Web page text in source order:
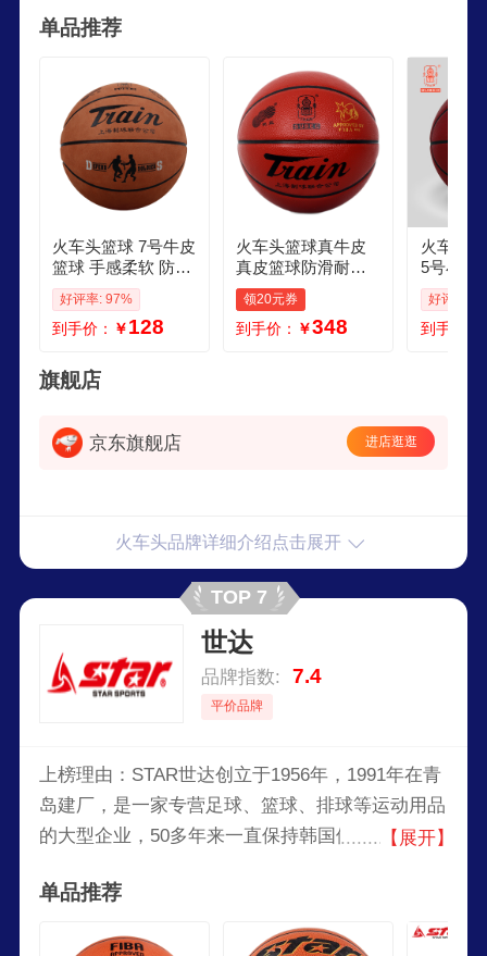
优能火车牌和锦杯牌篮球、排球、足球，生产量、
出口量，国内市场占有量始终雄居国内第一，花园
式的工厂，先进的工艺，严格的管理和卓著的信
誉，是世界各大名牌体育用品公司定牌生产的稳定
客户，堪称“球的世界，世界的球”。国际篮联，国
际排联指定比赛用球。
单品推荐
火车头篮球 7号牛皮
篮球 手感柔软 防滑
耐磨吸汗蓝球 7078
精品棕红色
好评率: 97%
到手价： ￥128
火车头篮球真牛皮
真皮篮球防滑耐磨
训练比赛室内室外
水泥地蓝球 篮球70
68
领20元券
到手价： ￥348
火车头
5号小学
七号五
地儿童
色五号
好评率:
到手价：
旗舰店
京东旗舰店 进店逛逛
火车头品牌详细介绍点击展开
TOP 7
世达
品牌指数: 7.4
平价品牌
上榜理由：STAR世达创立于1956年，1991年在青
岛建厂，是一家专营足球、篮球、排球等运动用品
的大型企业，50多年来一直保持韩国体育自豪感。
产品上，又开发了多种体育用品，现在已经发展成
为国际专业水平的综合性体育用品生产企业。
【展开】
单品推荐